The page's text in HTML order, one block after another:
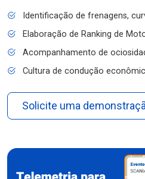
Identificação de frenagens,
Elaboração de Ranking de
Acompanhamento de
Cultura de condução
Solicite uma